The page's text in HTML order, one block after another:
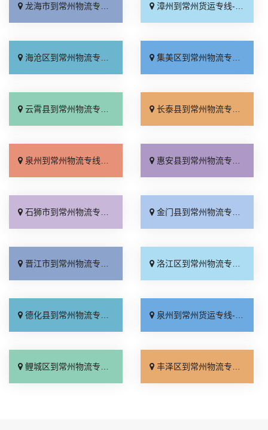
龙海市到常州物流专线_计费标准「全境配送」 漳州到常州货运专线-漳州到常州物流公司_省事省心「多少公里」
海沧区到常州物流专线_诚信经营「诚信为先」 集美区到常州物流专线_运价查询「高效运输」
云霄县到常州物流专线_无需中转「快速直达」 长泰县到常州物流专线_门到门配送「送货上门」
泉州到常州物流专线_准时准点「收费介绍」 惠安县到常州物流专线_整车配货「天天发车」
石狮市到常州物流专线_多久时间「送货到门」 金门县到常州物流专线_合同承运「需要几天」
晋江市到常州物流专线_合理收费「运费多少」 洛江区到常州物流专线_直发全境「门到门接送」
德化县到常州物流专线_多久能到「合理收费」 泉州到常州货运专线-泉州到常州物流公司_全境派送「合理收费」
鲤城区到常州物流专线_全境配送「诚信经营」 丰泽区到常州物流专线_全程定位「专线直达」